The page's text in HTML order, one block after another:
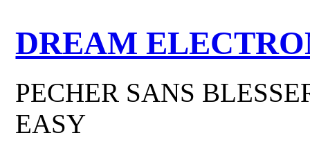
DREAM
PECHER SANS
EASY